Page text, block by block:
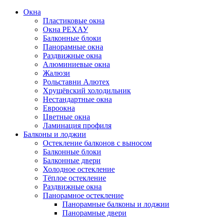
Окна
Пластиковые окна
Окна РЕХАУ
Балконные блоки
Панорамные окна
Раздвижные окна
Алюминиевые окна
Жалюзи
Рольставни Алютех
Хрущёвский холодильник
Нестандартные окна
Евроокна
Цветные окна
Ламинация профиля
Балконы и лоджии
Остекление балконов с выносом
Балконные блоки
Балконные двери
Холодное остекление
Тёплое остекление
Раздвижные окна
Панорамное остекление
Панорамные балконы и лоджии
Панорамные двери